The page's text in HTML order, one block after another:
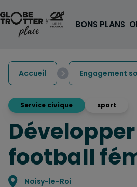
BONS PLANS
A
1 carte, 0
pour
Accueil Engagement
Service civique sport
football
Localisation
Noisy-le-Roi